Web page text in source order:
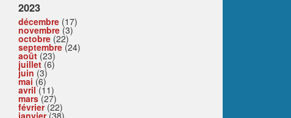
2023
décembre (17)
novembre (3)
octobre (22)
septembre (24)
août (23)
juillet(6)
juin (3)
mai (6)
avril(11)
mars(27)
février(22)
janvier(38)